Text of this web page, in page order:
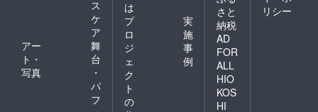
ス
ケ
ア
アー
ト・
写真
舞
台
・
パ
フ
は
プ
ロ
ジ
ェ
ク
ト
の
実
施
事
例
さと
納税
AD
FOR
ALL
HIO
KOS
HI
リシー